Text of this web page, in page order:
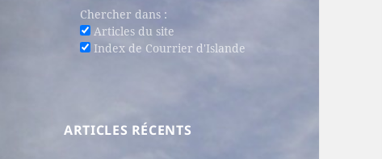
Chercher dans :
Articles du site
Index de Courrier d'Islande
ARTICLES RÉCENTS